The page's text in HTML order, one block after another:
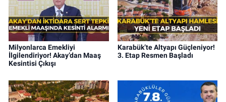
Milyonlarca Emekliyi
İlgilendiriyor! Akay’dan Maaş
Kesintisi Çıkışı
Karabük’te Altyapı Güçleniyor!
3. Etap Resmen Başladı